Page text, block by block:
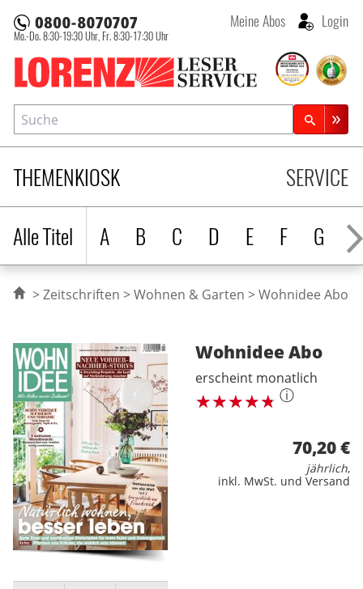
Lorenz Leserservice
Mo.-Do. 8:30-19:30 Uhr, Fr. 8:30-17:30 Uhr
Meine Abos Login
THEMENKIOSK
Alle Titel
A B C D E F G H
SERVICE
Suche
Zeitschriftensuche
Zeitschriften Wohnen & Garten Wohnidee Abo
Wohnidee Abo
erscheint monatlich
ⓘ
70,20 €
jährlich,
inkl. MwSt. und Versand